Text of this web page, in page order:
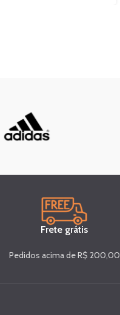
Frete grátis
Pedidos acima de R$ 200,00